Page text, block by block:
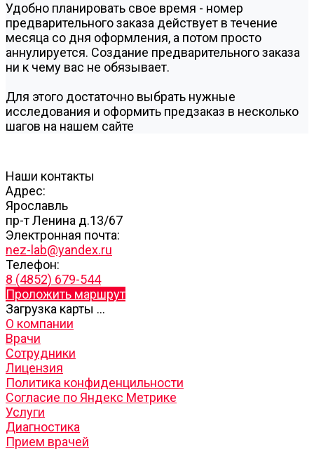
Удобно планировать свое время - номер
предварительного заказа действует в течение
месяца со дня оформления, а потом просто
аннулируется. Создание предварительного заказа
ни к чему вас не обязывает.
Для этого достаточно выбрать нужные
исследования и оформить предзаказ в несколько
шагов на нашем сайте
Наши контакты
Адрес:
Ярославль
пр-т Ленина д.13/67
Электронная почта:
nez-lab@yandex.ru
Телефон:
8 (4852) 679-544
Проложить маршрут
Загрузка карты ...
О компании
Врачи
Сотрудники
Лицензия
Политика конфиденцильности
Согласие по Яндекс Метрике
Услуги
Диагностика
Прием врачей